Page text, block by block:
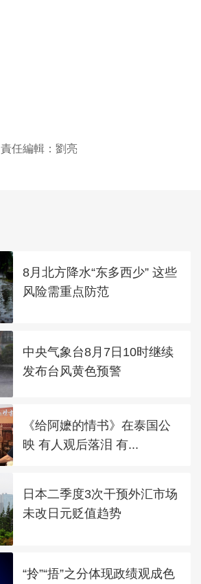
責任編輯：劉亮
8月北方降水“东多西少” 这些
风险需重点防范
中央气象台8月7日10时继续
发布台风黄色预警
《给阿嬷的情书》在泰国公
映 有人观后落泪 有...
日本二季度3次干预外汇市场
未改日元贬值趋势
“拎”“捂”之分体现政绩观成色